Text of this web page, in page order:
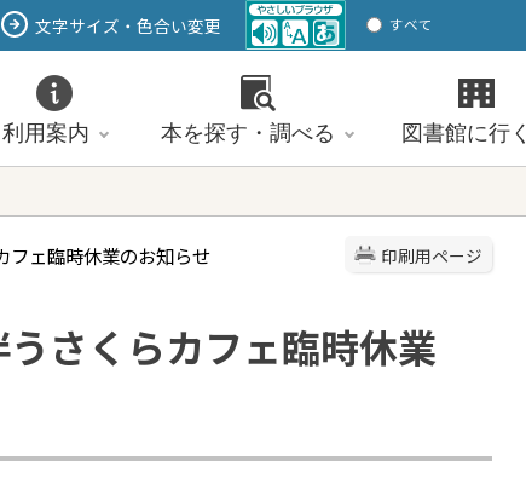
文字サイズ・色合い変更
すべて
ページ
利用案内 本を探す・調べる 図書館に行く
印刷用ページ
フェ臨時休業のお知らせ
さくらカフェ臨時休業